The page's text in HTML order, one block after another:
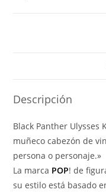
Descripción
Black Panther Ulysses
muñeco cabezón de
persona o personaje.»
La marca POP! de
su estilo está basado